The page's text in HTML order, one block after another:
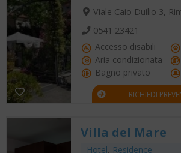
Viale Caio Duilio 3,
0541 23421
Accesso disabili
Aria condizionata
Bagno privato
RICHIEDI
Villa del Mare
Hotel, Residence